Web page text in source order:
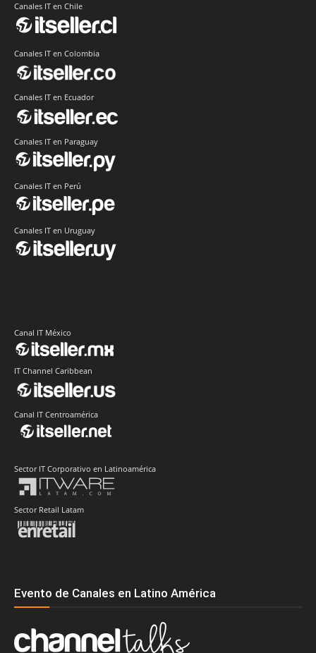
Canales IT en Chile
Canales IT en Colombia
Canales IT en Ecuador
Canales IT en Paraguay
Canales IT en Perú
Canales IT en Uruguay
Canal IT México
IT Channel Caribbean
Canal IT Centroamérica
Sector IT Corporativo en Latinoamérica
Sector Retail Latam
Evento de Canales en Latino América